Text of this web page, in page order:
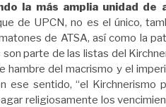
la más amplia unidad de
de UPCN, no es el único,
de ATSA, así como la
parte de las listas del
hambre del macrismo y el
ese sentido, “el Kirchnerismo
religiosamente los